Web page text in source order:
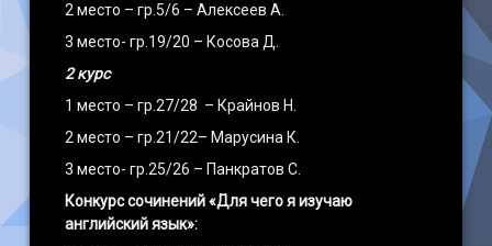
2 место – гр.5/6 – Алексеев А.
3 место- гр.19/20 – Косова Д.
2 курс
1 место – гр.27/28 – Крайнов Н.
2 место – гр.21/22– Марусина К.
3 место- гр.25/26 – Панкратов С.
Конкурс сочинений «Для чего я изучаю
английский язык»: